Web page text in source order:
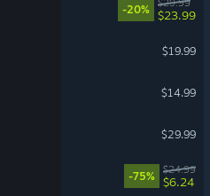
-20% $23.99
$19.99
$14.99
$29.99
-75%
$24.99
$6.24